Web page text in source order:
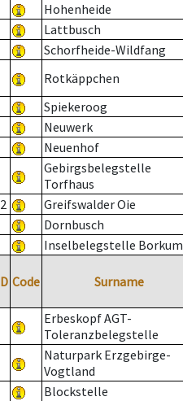
Hohenheide
Lattbusch
Schorfheide-Wildfang
Rotkäppchen
Spiekeroog
Neuwerk
Neuenhof
Gebirgsbelegstelle
Torfhaus
2 Greifswalder Oie
Dornbusch
Inselbelegstelle Borkum
D Code Surname
Erbeskopf AGT-
Toleranzbelegstelle
Naturpark Erzgebirge-
Vogtland
Blockstelle